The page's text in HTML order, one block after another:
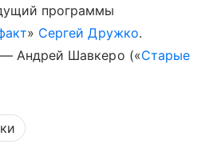
программы
» Сергей Дружко.
Андрей Шавкеро («Старые